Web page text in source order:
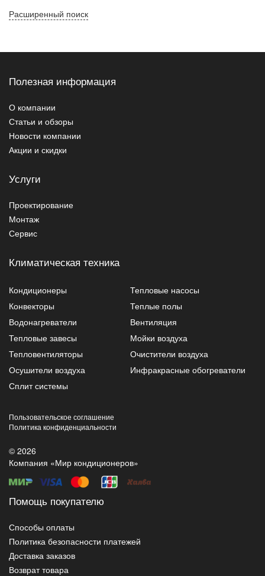
Расширенный поиск
Полезная информация
О компании
Статьи и обзоры
Новости компании
Акции и скидки
Услуги
Проектирование
Монтаж
Сервис
Климатическая техника
Кондиционеры
Тепловые насосы
Конвекторы
Теплые полы
Водонагреватели
Вентиляция
Тепловые завесы
Мойки воздуха
Тепловентиляторы
Очистители воздуха
Осушители воздуха
Инфракрасные обогреватели
Сплит системы
Пользовательское соглашение
Политика конфиденциальности
© 2026
Компания «Мир кондиционеров»
Помощь покупателю
Способы оплаты
Политика безопасности платежей
Доставка заказов
Возврат товара